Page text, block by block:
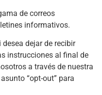
de correos
informativos.
desea dejar de recibir
instrucciones al final de
a través de nuestra
“opt-out” para